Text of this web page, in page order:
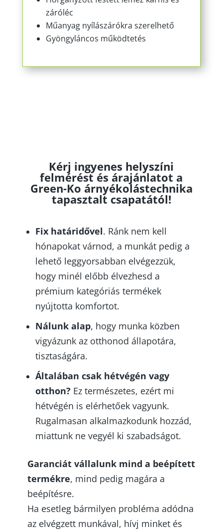
záróléc
Műanyag nyílászárókra szerelhető
Gyöngyláncos működtetés
Kérj ingyenes helyszíni
felmérést és árajánlatot a
Green-Ko árnyékolástechnika
tapasztalt csapatától!
Fix határidővel. Ránk nem kell
hónapokat várnod, a munkát pedig a
lehető leggyorsabban elvégezzük,
hogy minél előbb élvezhesd a
prémium kategóriás termékek
nyújtotta komfortot.
Nálunk alap, hogy munka közben
vigyázunk az otthonod állapotára,
tisztaságára.
Általában csak hétvégén vagy
otthon? Ez természetes, ezért mi
hétvégén is elérhetőek vagyunk.
Rugalmasan alkalmazkodunk hozzád,
miattunk ne vegyél ki szabadságot.
Garanciát vállalunk mind a beépített
termékre, mind pedig magára a
beépítésre.
Ha esetleg bármilyen probléma adódna
az elvégzett munkával, hívj minket és